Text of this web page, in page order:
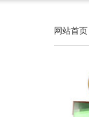
网站首页